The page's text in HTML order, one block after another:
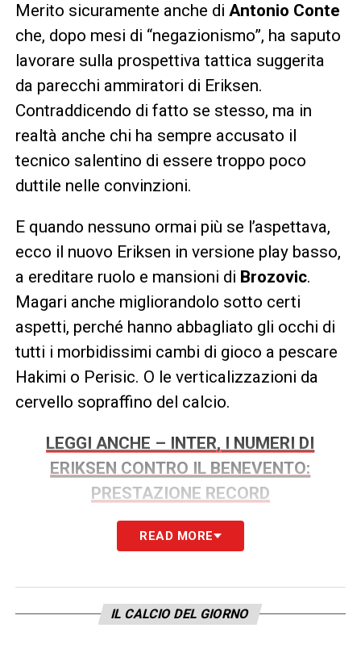
Merito sicuramente anche di Antonio Conte
che, dopo mesi di “negazionismo”, ha saputo
lavorare sulla prospettiva tattica suggerita
da parecchi ammiratori di Eriksen.
Contraddicendo di fatto se stesso, ma in
realtà anche chi ha sempre accusato il
tecnico salentino di essere troppo poco
duttile nelle convinzioni.
E quando nessuno ormai più se l’aspettava,
ecco il nuovo Eriksen in versione play basso,
a ereditare ruolo e mansioni di Brozovic.
Magari anche migliorandolo sotto certi
aspetti, perché hanno abbagliato gli occhi di
tutti i morbidissimi cambi di gioco a pescare
Hakimi o Perisic. O le verticalizzazioni da
cervello sopraffino del calcio.
LEGGI ANCHE – INTER, I NUMERI DI
ERIKSEN CONTRO IL BENEVENTO:
PRESTAZIONE RECORD
Ma le qualità tecniche dell’ex Tottenham
dubbio. Ciò che ha lasciato non pochi punti di
domanda in questo anno nerazzurro è stato
READ MORE
IL CALCIO DEL GIORNO